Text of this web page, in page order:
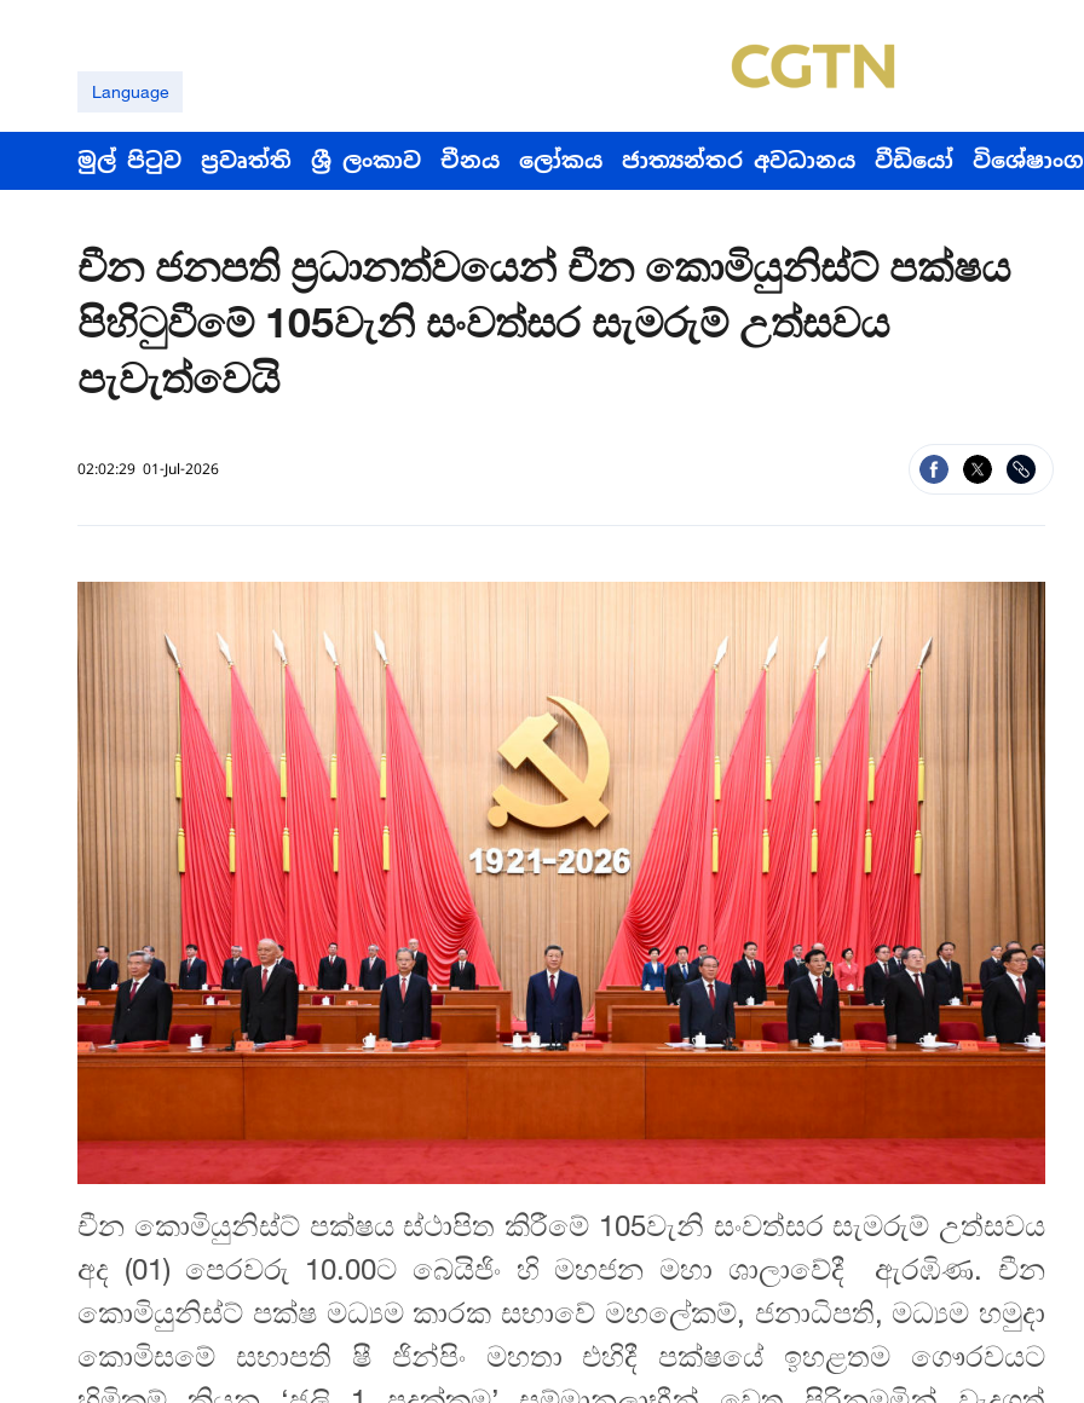
Language
මුල් පිටුව ප්‍රවෘත්ති ශ්‍රී ලංකාව චීනය ලෝකය ජාත්‍යන්තර අවධානය වීඩියෝ විශේෂාංග
චීන ජනපති ප්‍රධානත්වයෙන් චීන කොමියුනිස්ට් පක්ෂය
පිහිටුවීමේ 105වැනි සංවත්සර සැමරුම් උත්සවය
පැවැත්වෙයි
02:02:29 01-Jul-2026
චීන කොමියුනිස්ට් පක්ෂය ස්ථාපිත කිරීමේ 105වැනි සංවත්සර සැමරුම් උත්සවය
අද (01) පෙරවරු 10.00ට බෙයිජිං හි මහජන මහා ශාලාවේදී ඇරඹිණ. චීන
කොමියුනිස්ට් පක්ෂ මධ්‍යම කාරක සභාවේ මහලේකම්, ජනාධිපති, මධ්‍යම හමුදා
කොමිසමේ සභාපති ෂී ජින්පිං මහතා එහිදී පක්ෂයේ ඉහළතම ගෞරවයට